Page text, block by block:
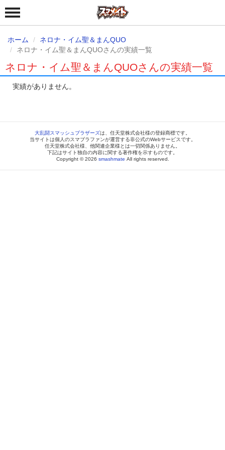
ホーム
ネロナ・イム聖＆まんQUO
ネロナ・イム聖＆まんQUOさんの実績一覧
ネロナ・イム聖＆まんQUOさんの実績一覧
実績がありません。
大乱闘スマッシュブラザーズは、任天堂株式会社様の登録商標です。
当サイトは個人のスマブラファンが運営する非公式のWebサービスです。
任天堂株式会社様、他関連企業様とは一切関係ありません。
下記はサイト独自の内容に関する著作権を示すものです。
Copyright © 2026 smashmate All rights reserved.